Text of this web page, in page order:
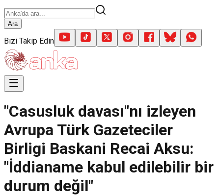
Ara
Bizi Takip Edin
"Casusluk davası"nı izleyen
Avrupa Türk Gazeteciler
Birligi Baskani Recai Aksu:
"İddianame kabul edilebilir bir
durum değil"